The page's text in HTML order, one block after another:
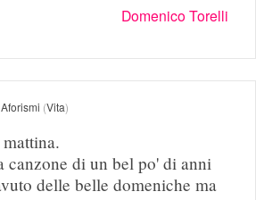
Domenico Torelli
(Vita)
canzone di un bel po' di anni
delle belle domeniche ma